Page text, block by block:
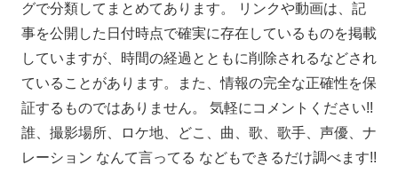
グで分類してまとめてあります。 リンクや動画は、記
事を公開した日付時点で確実に存在しているものを掲載
していますが、時間の経過とともに削除されるなどされ
ていることがあります。また、情報の完全な正確性を保
証するものではありません。 気軽にコメントください!!
誰、撮影場所、ロケ地、どこ、曲、歌、歌手、声優、ナ
レーション なんて言ってる などもできるだけ調べます!!